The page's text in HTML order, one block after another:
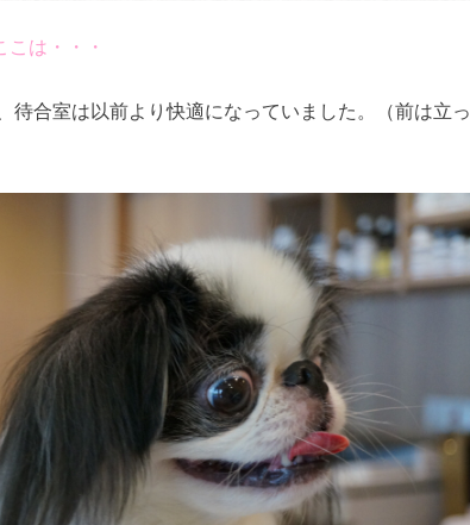
こは・・・
待合室は以前より快適になっていました。（前は立っ